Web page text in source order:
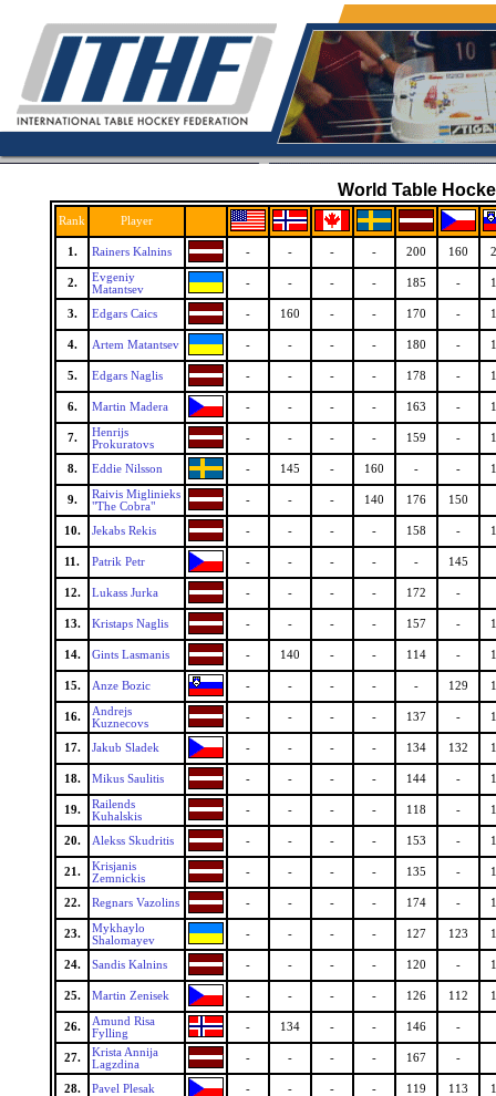
World Table
Rank Player
1. Rainers Kalnins - - - - 200 160
2.
Evgeniy
Matantsev
- - - - 185 -
3. Edgars Caics - 160 - - 170 -
4. Artem Matantsev - - - - 180 -
5. Edgars Naglis - - - - 178 -
6. Martin Madera - - - - 163 -
7.
Henrijs
Prokuratovs
- - - - 159 -
8. Eddie Nilsson - 145 - 160 - -
9.
Raivis Miglinieks
"The Cobra"
- - - 140 176 150
10. Jekabs Rekis - - - - 158 -
11. Patrik Petr - - - - - 145
12. Lukass Jurka - - - - 172 -
13. Kristaps Naglis - - - - 157 -
14. Gints Lasmanis - 140 - - 114 -
15. Anze Bozic - - - - - 129
16.
Andrejs
Kuznecovs
- - - - 137 -
17. Jakub Sladek - - - - 134 132
18. Mikus Saulitis - - - - 144 -
19.
Railends
Kuhalskis
- - - - 118 -
20. Alekss Skudritis - - - - 153 -
21.
Krisjanis
Zemnickis
- - - - 135 -
22. Regnars Vazolins - - - - 174 -
23.
Mykhaylo
Shalomayev
- - - - 127 123
24. Sandis Kalnins - - - - 120 -
25. Martin Zenisek - - - - 126 112
26.
Amund Risa
Fylling
- 134 - - 146 -
27.
Krista Annija
Lagzdina
- - - - 167 -
28. Pavel Plesak - - - - 119 113